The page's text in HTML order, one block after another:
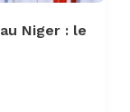
Niger : le